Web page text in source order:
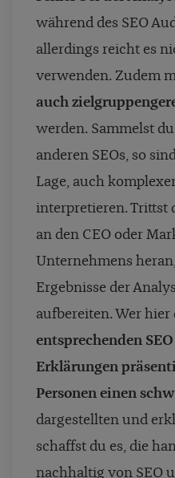
während des SEO
allerdings reicht es
verwenden. Zudem
auch
werden. Sammelst
anderen SEOs, so
Lage, auch
interpretieren. Trittst
an den CEO oder
Unternehmens
Ergebnisse der
aufbereiten. Wer hier
entsprechenden
Erklärungen
Personen einen
dargestellten und
schaffst du es, die
nachhaltig von SEO